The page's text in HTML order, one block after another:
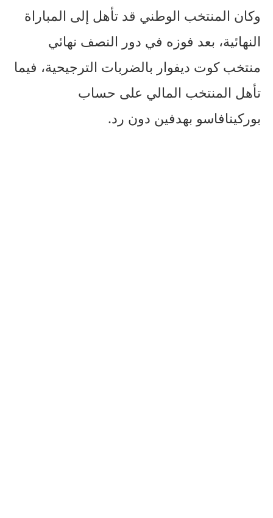
وكان المنتخب الوطني قد تأهل إلى المباراة
النهائية، بعد فوزه في دور النصف نهائي
منتخب كوت ديفوار بالضربات الترجيحية، فيما
تأهل المنتخب المالي على حساب
بوركينافاسو بهدفين دون رد.